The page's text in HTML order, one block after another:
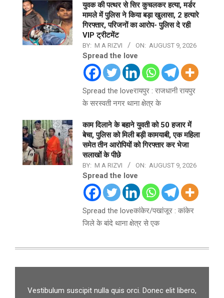
युवक की पत्थर से सिर कुचलकर हत्या, मर्डर
मामले में पुलिस ने किया बड़ा खुलासा, 2 हत्यारे
गिरफ्तार, परिजनों का आरोप- पुलिस दे रही
VIP ट्रीटमेंट
BY: M A RIZVI ON: AUGUST 9, 2026
Spread the love
Spread the loveरायपुर : राजधानी रायपुर
के सरस्वती नगर थाना क्षेत्र के
काम दिलाने के बहाने युवती को 50 हजार में
बेचा, पुलिस को मिली बड़ी कामयाबी, एक महिला
समेत तीन आरोपियों को गिरफ्तार कर भेजा
सलाखों के पीछे
BY: M A RIZVI ON: AUGUST 9, 2026
Spread the love
Spread the loveकांकेर/पखांजूर : कांकेर
जिले के बांदे थाना क्षेत्र से एक
Vestibulum suscipit nulla quis orci. Donec elit libero,